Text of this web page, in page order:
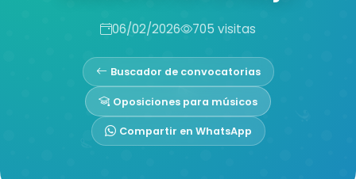
06/02/2026 705 visitas
Buscador de convocatorias
Oposiciones para músicos
Compartir en WhatsApp